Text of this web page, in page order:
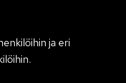
ja eri